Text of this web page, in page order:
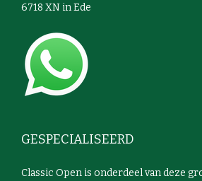
6718 XN in Ede
GESPECIALISEERD
Classic Open is onderdeel van deze